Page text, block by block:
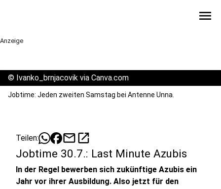
menu
Anzeige
© Ivanko_brnjacovik via Canva.com
Jobtime: Jeden zweiten Samstag bei Antenne Unna.
Teilen: mailopen_in_new
Jobtime 30.7.: Last Minute Azubis
In der Regel bewerben sich zukünftige Azubis ein
Jahr vor ihrer Ausbildung. Also jetzt für den